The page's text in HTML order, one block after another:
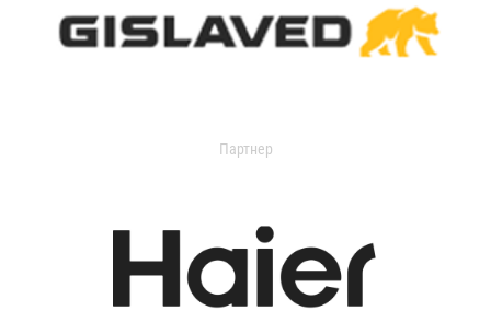
Партнер